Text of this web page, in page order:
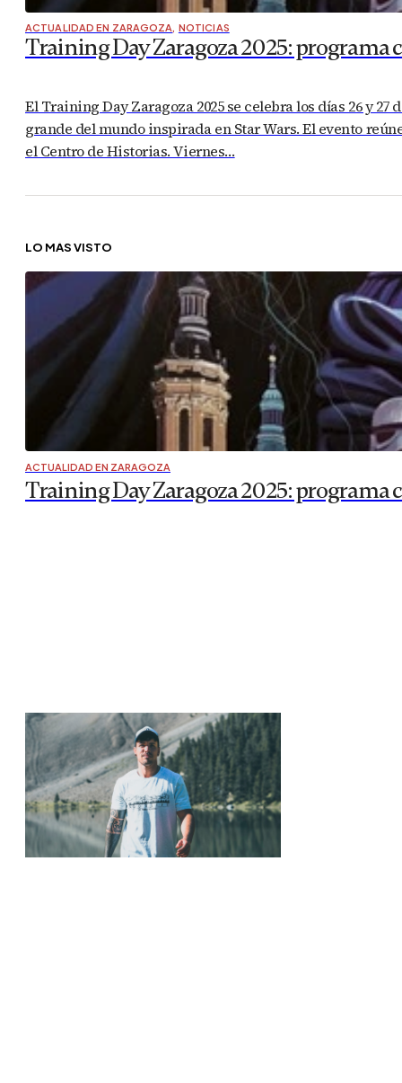
ACTUALIDAD EN ZARAGOZA, NOTICIAS
Training Day Zaragoza 2025: programa
El Training Day Zaragoza 2025 se celebra los días 26 y
grande del mundo inspirada en Star Wars. El evento
el Centro de Historias. Viernes…
LO MÁS VISTO
ACTUALIDAD EN ZARAGOZA
Training Day Zaragoza 2025: programa